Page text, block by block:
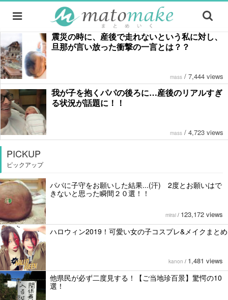
震災の時に、産後で走れないという私に対し、
旦那が言い放った衝撃の一言とは？？
mass / 7,444 views
我が子を抱くパパの後ろに…産後のリアルすぎ
る状況が話題に！！
mass / 4,723 views
PICKUP
ピックアップ
パパに子守をお願いした結果...(汗) 2度とお願いはで
きないと思った瞬間２０選！！
mirai / 123,172 views
ハロウィン2019！可愛い女の子コスプレ&メイクまとめ
kanon / 1,481 views
他県民が必ず二度見する！【ご当地珍百景】驚愕の10
選！